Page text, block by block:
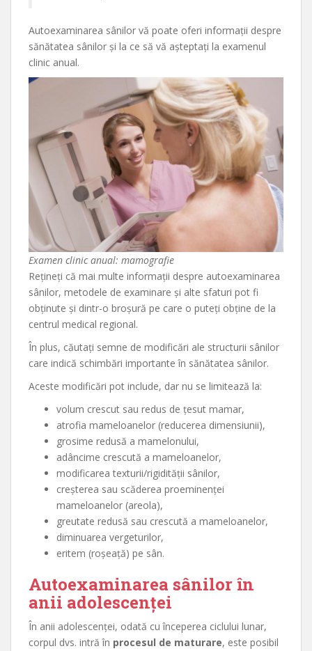
Autoexaminarea sânilor vă poate oferi informații despre
sănătatea sânilor și la ce să vă așteptați la examenul
clinic anual.
Examen clinic anual: mamografie
Rețineți că mai multe informații despre autoexaminarea
sânilor, metodele de examinare și alte sfaturi pot fi
obținute și dintr-o broșură pe care o puteți obține de la
centrul medical regional.
În plus, căutați semne de modificări ale structurii sânilor
care indică schimbări importante în sănătatea sânilor.
Aceste modificări pot include, dar nu se limitează la:
volum crescut sau redus de țesut mamar,
atrofia mameloanelor (reducerea dimensiunii),
grosime redusă a mamelonului,
adâncime crescută a mameloanelor,
modificarea texturii/rigidității sânilor,
creșterea sau scăderea proeminenței
mameloanelor (areola),
greutate redusă sau crescută a mameloanelor,
diminuarea vergeturilor,
eritem (roșeață) pe sân.
Autoexaminarea sânilor în
anii adolescenței
În anii adolescenței, odată cu începerea ciclului lunar,
corpul dvs. intră în procesul de maturare, este posibil